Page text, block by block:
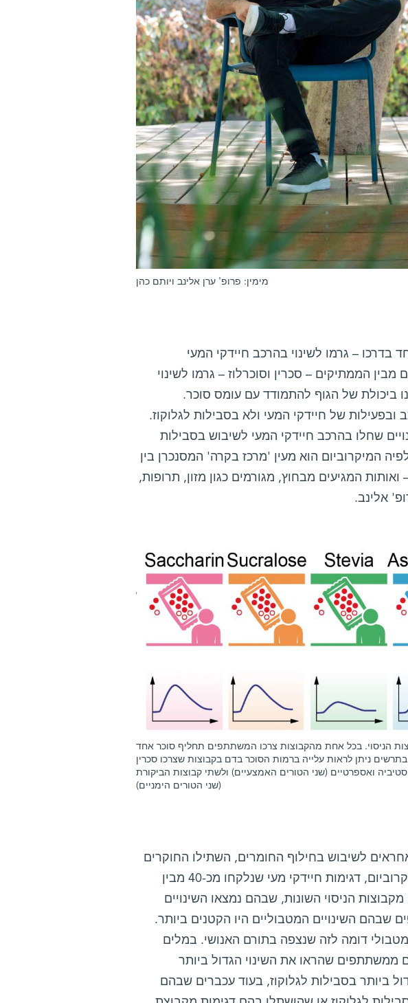
מימין: פרופ' ערן אלינב ויותם כהן
– גרמו לשינוי בהרכב חיידקי המעי
הממתיקים – סכרין וסוכרלוז – גרמו לשינוי
ביכולת של הגוף להתמודד עם עומס סוכר.
של חיידקי המעי ולא בסבילות לגלוקוז.
שחלו בהרכב חיידקי המעי לשיבוש בסבילות
המיקרוביום הוא מעין 'מרכז בקרה' המסנכרן בין
המגיעים מבחוץ, מגורמים כגון מזון, תרופות,
אלינב.
הניסוי. בכל אחת מהקבוצות צרכו המשתתפים תחליף סוכר אחד
ניתן לראות עלייה ברמות הסוכר בדם בקבוצות שצרכו סכרין
ואספרטיים (שני הטורים האמצעיים) ולשתי קבוצות הביקורת
(שני הטורים הימניים)
לשיבוש בחילוף החומרים, השתילו החוקרים
בקבוצות של עכברים סטריליים, כלומר נטולי מיקרוביום, דגימות חיידקי מעי שנלקחו מכ-40 מבין
הניסוי השונות, שבהם נמצאו השינויים
שבהם השינויים המטבוליים היו הקטנים ביותר.
דומה לזה שנצפה בתורם האנושי. במלים
ממשתתפים שהראו את השינוי הגדול ביותר
ביותר בסבילות לגלוקוז, בעוד עכברים שבהם